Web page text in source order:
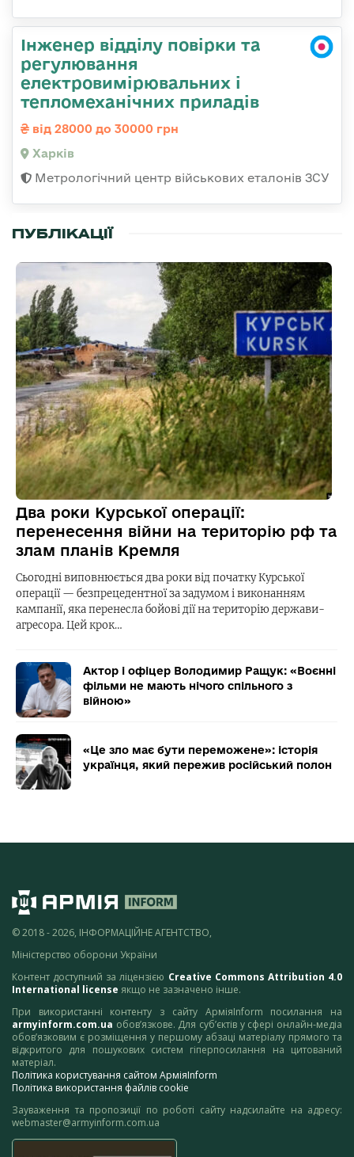
Інженер відділу повірки та
регулювання
електровимірювальних і
тепломеханічних приладів
від 28000 до 30000 грн
Харків
Метрологічний центр військових еталонів ЗСУ
ПУБЛІКАЦІЇ
Два роки Курської операції:
перенесення війни на територію рф та
злам планів Кремля
Сьогодні виповнюється два роки від початку Курської
операції — безпрецедентної за задумом і виконанням
кампанії, яка перенесла бойові дії на територію держави-
агресора. Цей крок…
Актор і офіцер Володимир Ращук: «Воєнні
фільми не мають нічого спільного з
війною»
«Це зло має бути переможене»: історія
українця, який пережив російський полон
© 2018 - 2026, ІНФОРМАЦІЙНЕ АГЕНТСТВО,
Міністерство оборони України
Контент доступний за ліцензією Creative Commons Attribution 4.0
International license якщо не зазначено інше.
При використанні контенту з сайту АрміяInform посилання на
armyinform.com.ua обов’язкове. Для суб’єктів у сфері онлайн-медіа
обов’язковим є розміщення у першому абзаці матеріалу прямого та
відкритого для пошукових систем гіперпосилання на цитований
матеріал.
Політика користування сайтом АрміяInform
Політика використання файлів cookie
Зауваження та пропозиції по роботі сайту надсилайте на адресу:
webmaster@armyinform.com.ua